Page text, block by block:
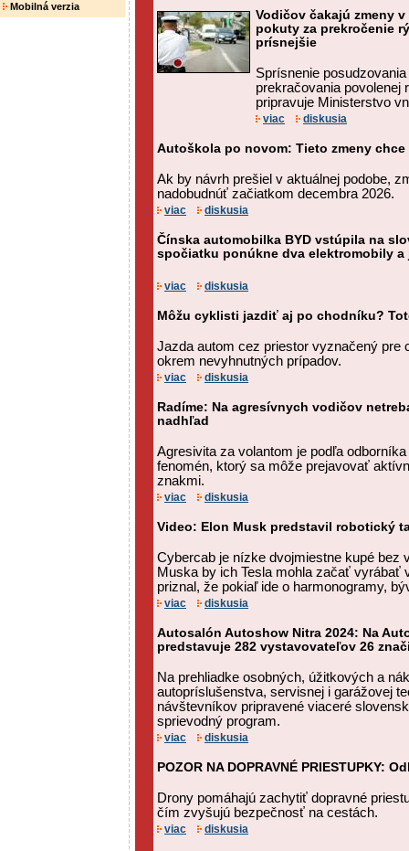
Mobilná verzia
Vodičov čakajú zmeny
pokuty za prekročenie
prísnejšie
Sprísnenie
prekračovania povolenej
pripravuje Ministerstvo
viac diskusia
Autoškola po novom: Tieto zmeny
Ak by návrh prešiel v aktuálnej podobe,
nadobudnúť začiatkom decembra 2026.
viac diskusia
Čínska automobilka BYD vstúpila na
spočiatku ponúkne dva elektromobily a
viac diskusia
Môžu cyklisti jazdiť aj po chodníku?
Jazda autom cez priestor vyznačený pre
okrem nevyhnutných prípadov.
viac diskusia
Radíme: Na agresívnych vodičov
nadhľad
Agresivita za volantom je podľa
fenomén, ktorý sa môže prejavovať
znakmi.
viac diskusia
Video: Elon Musk predstavil robotický
Cybercab je nízke dvojmiestne kupé bez
Muska by ich Tesla mohla začať vyrábať
priznal, že pokiaľ ide o harmonogramy,
viac diskusia
Autosalón Autoshow Nitra 2024: Na
predstavuje 282 vystavovateľov 26
Na prehliadke osobných, úžitkových a
autopríslušenstva, servisnej i garážovej
návštevníkov pripravené viaceré
sprievodný program.
viac diskusia
POZOR NA DOPRAVNÉ PRIESTUPKY:
Drony pomáhajú zachytiť dopravné
čím zvyšujú bezpečnosť na cestách.
viac diskusia